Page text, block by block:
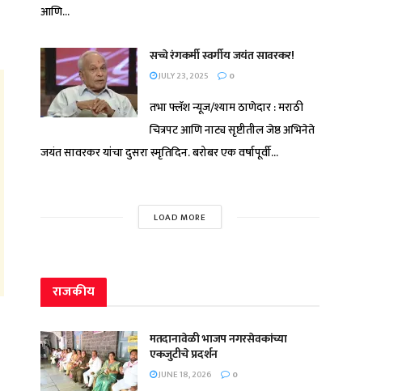
आणि...
सच्चे रंगकर्मी स्वर्गीय जयंत सावरकर!
JULY 23, 2025 0
तभा फ्लॅश न्यूज/श्याम ठाणेदार : मराठी
चित्रपट आणि नाट्य सृष्टीतील जेष्ठ अभिनेते
जयंत सावरकर यांचा दुसरा स्मृतिदिन. बरोबर एक वर्षापूर्वी...
LOAD MORE
राजकीय
मतदानावेळी भाजप नगरसेवकांच्या
एकजुटीचे प्रदर्शन
JUNE 18, 2026 0